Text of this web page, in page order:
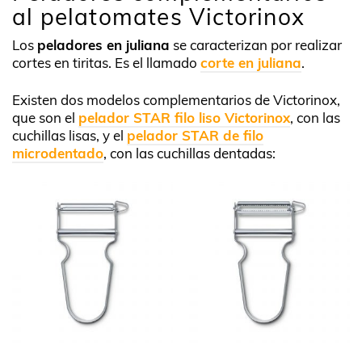
al pelatomates Victorinox
Los peladores en juliana se caracterizan por realizar
cortes en tiritas. Es el llamado corte en juliana.
Existen dos modelos complementarios de Victorinox,
que son el pelador STAR filo liso Victorinox, con las
cuchillas lisas, y el pelador STAR de filo
microdentado, con las cuchillas dentadas: